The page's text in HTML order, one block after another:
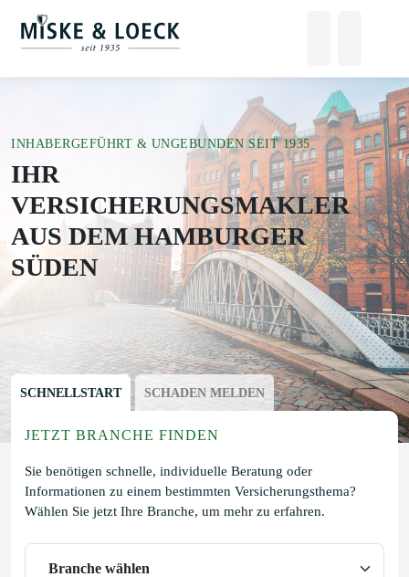
INHABERGEFÜHRT & UNGEBUNDEN SEIT 1935
IHR
VERSICHERUNGSMAKLER
AUS DEM HAMBURGER
SÜDEN
SCHNELLSTART SCHADEN MELDEN
JETZT BRANCHE FINDEN
Sie benötigen schnelle, individuelle Beratung oder
Informationen zu einem bestimmten Versicherungsthema?
Wählen Sie jetzt Ihre Branche, um mehr zu erfahren.